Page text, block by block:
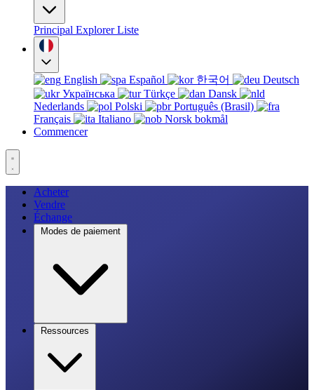
Principal ExplorerListe
English Español 한국어
Deutsch
Українська
Türkçe
Dansk
Nederlands
Polski
Português (Brasil)
Français
Italiano
Norsk bokmål
Commencer
Acheter
Vendre
Échange
Modes de paiement
Ressources